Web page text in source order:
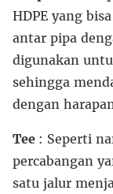
HDPE yang
antar pipa
digunakan
sehingga
dengan
Tee : Seperti
percabangan
satu jalur